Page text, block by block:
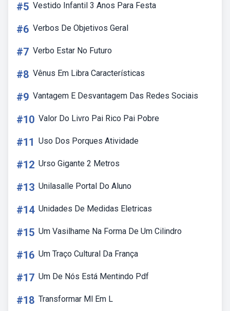
#5 Vestido Infantil 3 Anos Para Festa
#6 Verbos De Objetivos Geral
#7 Verbo Estar No Futuro
#8 Vênus Em Libra Características
#9 Vantagem E Desvantagem Das Redes Sociais
#10 Valor Do Livro Pai Rico Pai Pobre
#11 Uso Dos Porques Atividade
#12 Urso Gigante 2 Metros
#13 Unilasalle Portal Do Aluno
#14 Unidades De Medidas Eletricas
#15 Um Vasilhame Na Forma De Um Cilindro
#16 Um Traço Cultural Da França
#17 Um De Nós Está Mentindo Pdf
#18 Transformar Ml Em L